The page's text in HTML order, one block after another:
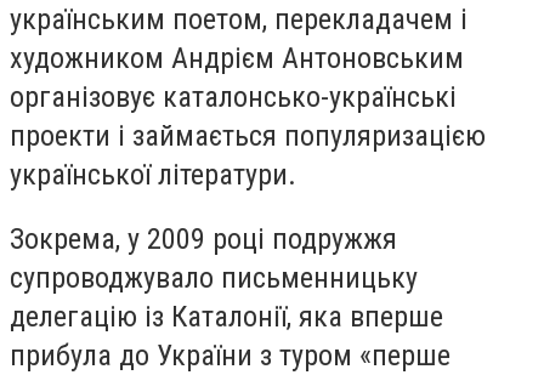
українським поетом, перекладачем і
художником Андрієм Антоновським
організовує каталонсько-українські
проекти і займається популяризацією
української літератури.
Зокрема, у 2009 році подружжя
супроводжувало письменницьку
делегацію із Каталонії, яка вперше
прибула до України з туром «перше